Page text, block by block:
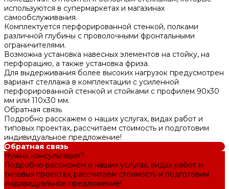
используются в супермаркетах и магазинах
самообслуживания.
Комплектуется перфорированной стенкой, полками
различной глубины с проволочными фронтальными
ограничителями.
Возможна установка навесных элементов на стойку, на
перфорацию, а также установка фриза.
Для выдерживания более высоких нагрузок предусмотрен
вариант стеллажа в комплектации с усиленной
перфорированной стенкой и стойками с профилем 90х30
мм или 110х30 мм.
Обратная связь
Подробно расскажем о наших услугах, видах работ и
типовых проектах, рассчитаем стоимость и подготовим
индивидуальное предложение!
Обратная связь
Нужна консультация?
Подробно расскажем о наших услугах, видах работ и
типовых проектах, рассчитаем стоимость и подготовим
индивидуальное предложение!